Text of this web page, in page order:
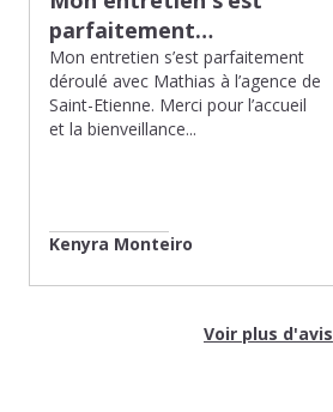
parfaitement…
Mon entretien s’est parfaitement
déroulé avec Mathias à l’agence de
Saint-Etienne. Merci pour l’accueil
et la bienveillance...
Kenyra Monteiro
Voir plus d'avis